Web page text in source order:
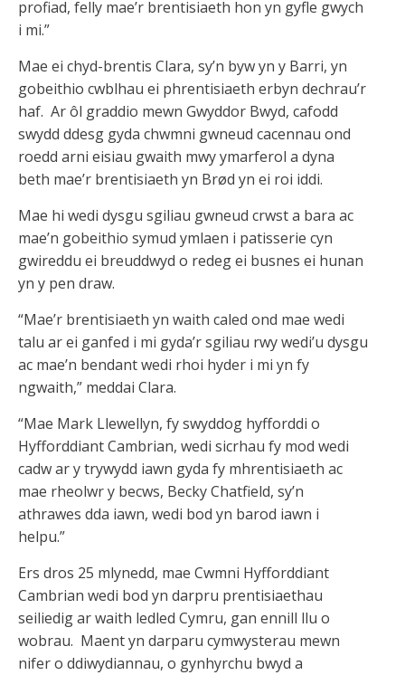
profiad, felly mae’r brentisiaeth hon yn gyfle gwych
i mi.”
Mae ei chyd-brentis Clara, sy’n byw yn y Barri, yn
gobeithio cwblhau ei phrentisiaeth erbyn dechrau’r
haf. Ar ôl graddio mewn Gwyddor Bwyd, cafodd
swydd ddesg gyda chwmni gwneud cacennau ond
roedd arni eisiau gwaith mwy ymarferol a dyna
beth mae’r brentisiaeth yn Brød yn ei roi iddi.
Mae hi wedi dysgu sgiliau gwneud crwst a bara ac
mae’n gobeithio symud ymlaen i patisserie cyn
gwireddu ei breuddwyd o redeg ei busnes ei hunan
yn y pen draw.
“Mae’r brentisiaeth yn waith caled ond mae wedi
talu ar ei ganfed i mi gyda’r sgiliau rwy wedi’u dysgu
ac mae’n bendant wedi rhoi hyder i mi yn fy
ngwaith,” meddai Clara.
“Mae Mark Llewellyn, fy swyddog hyfforddi o
Hyfforddiant Cambrian, wedi sicrhau fy mod wedi
cadw ar y trywydd iawn gyda fy mhrentisiaeth ac
mae rheolwr y becws, Becky Chatfield, sy’n
athrawes dda iawn, wedi bod yn barod iawn i
helpu.”
Ers dros 25 mlynedd, mae Cwmni Hyfforddiant
Cambrian wedi bod yn darpru prentisiaethau
seiliedig ar waith ledled Cymru, gan ennill llu o
wobrau. Maent yn darparu cymwysterau mewn
nifer o ddiwydiannau, o gynhyrchu bwyd a